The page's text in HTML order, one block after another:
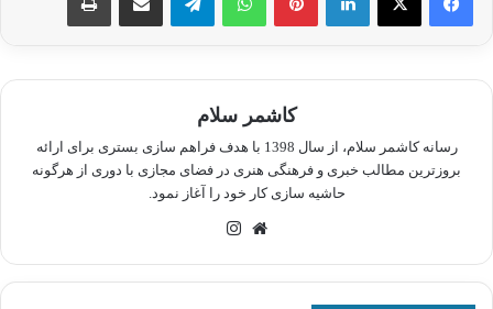
کاشمر سلام
رسانه کاشمر سلام، از سال 1398 با هدف فراهم سازی بستری برای ارائه
بروزترین مطالب خبری و فرهنگی هنری در فضای مجازی با دوری از هرگونه
حاشیه سازی کار خود را آغاز نمود.
وبسایت